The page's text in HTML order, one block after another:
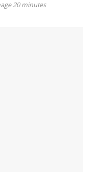
20 minutes